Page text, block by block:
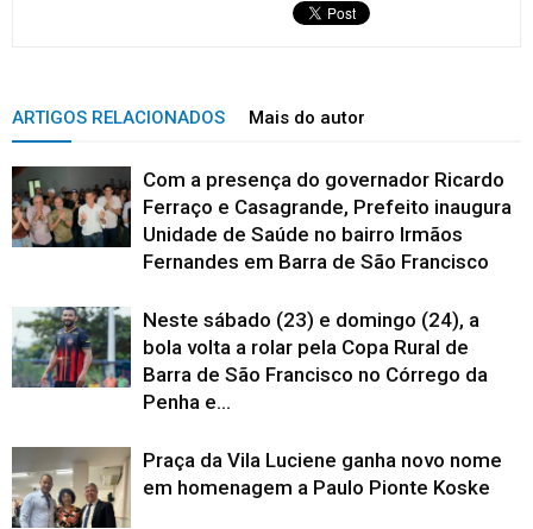
ARTIGOS RELACIONADOS Mais do autor
Com a presença do governador Ricardo
Ferraço e Casagrande, Prefeito inaugura
Unidade de Saúde no bairro Irmãos
Fernandes em Barra de São Francisco
Neste sábado (23) e domingo (24), a
bola volta a rolar pela Copa Rural de
Barra de São Francisco no Córrego da
Penha e...
Praça da Vila Luciene ganha novo nome
em homenagem a Paulo Pionte Koske